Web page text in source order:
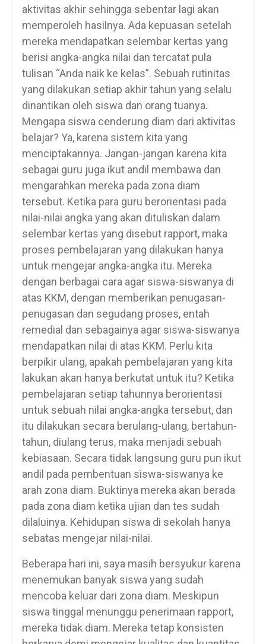
aktivitas akhir sehingga sebentar lagi akan
memperoleh hasilnya. Ada kepuasan setelah
mereka mendapatkan selembar kertas yang
berisi angka-angka nilai dan tercatat pula
tulisan “Anda naik ke kelas”. Sebuah rutinitas
yang dilakukan setiap akhir tahun yang selalu
dinantikan oleh siswa dan orang tuanya.
Mengapa siswa cenderung diam dari aktivitas
belajar? Ya, karena sistem kita yang
menciptakannya. Jangan-jangan karena kita
sebagai guru juga ikut andil membawa dan
mengarahkan mereka pada zona diam
tersebut. Ketika para guru berorientasi pada
nilai-nilai angka yang akan dituliskan dalam
selembar kertas yang disebut rapport, maka
proses pembelajaran yang dilakukan hanya
untuk mengejar angka-angka itu. Mereka
dengan berbagai cara agar siswa-siswanya di
atas KKM, dengan memberikan penugasan-
penugasan dan segudang proses, entah
remedial dan sebagainya agar siswa-siswanya
mendapatkan nilai di atas KKM. Perlu kita
berpikir ulang, apakah pembelajaran yang kita
lakukan akan hanya berkutat untuk itu? Ketika
pembelajaran setiap tahunnya berorientasi
untuk sebuah nilai angka-angka tersebut, dan
itu dilakukan secara berulang-ulang, bertahun-
tahun, diulang terus, maka menjadi sebuah
kebiasaan. Secara tidak langsung guru pun ikut
andil pada pembentuan siswa-siswanya ke
arah zona diam. Buktinya mereka akan berada
pada zona diam ketika ujian dan tes sudah
dilaluinya. Kehidupan siswa di sekolah hanya
sebatas mengejar nilai-nilai.
Beberapa hari ini, saya masih bersyukur karena
menemukan banyak siswa yang sudah
mencoba keluar dari zona diam. Meskipun
siswa tinggal menunggu penerimaan rapport,
mereka tidak diam. Mereka tetap konsisten